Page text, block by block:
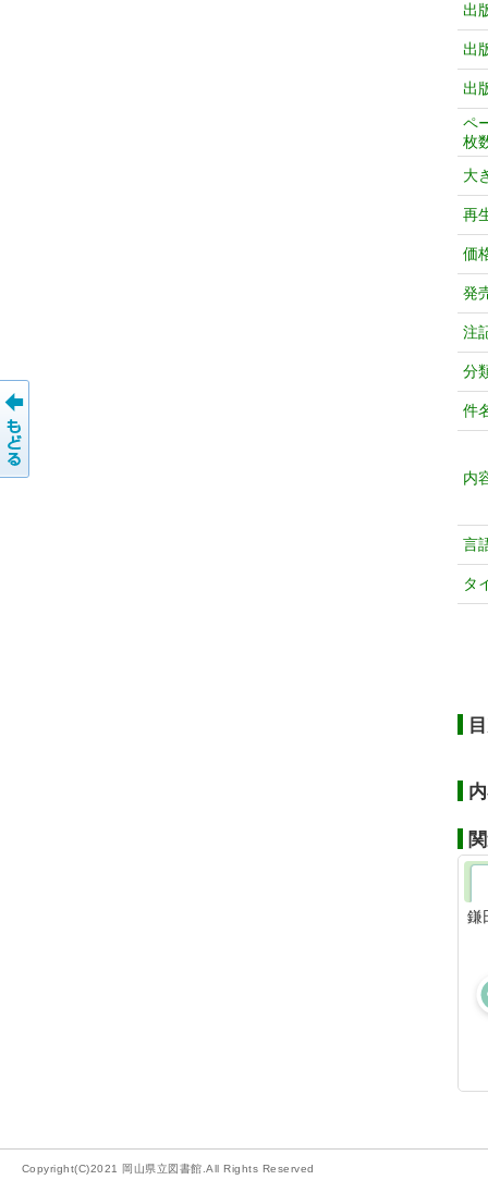
出
出
出
ペ
枚
大
再
価
発
注
分
件
内
言
タ
Copyright(C)2021 岡山県立図書館.All Rights Reserved